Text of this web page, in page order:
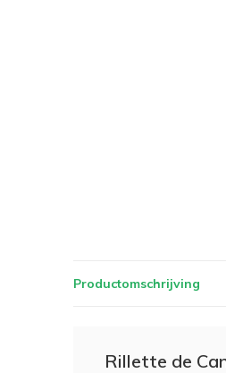
Productomschrijving
Rillette de